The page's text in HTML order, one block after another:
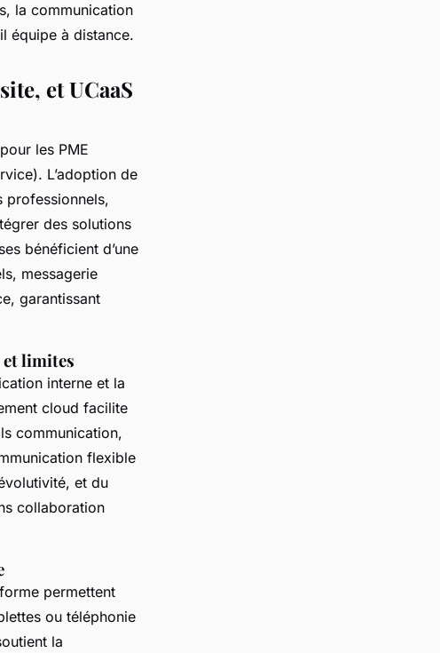
la communication
équipe à distance.
et UCaaS
les PME
L’adoption de
professionnels,
des solutions
bénéficient d’une
messagerie
garantissant
et limites
interne et la
cloud facilite
communication,
flexible
et du
collaboration
permettent
ou téléphonie
la